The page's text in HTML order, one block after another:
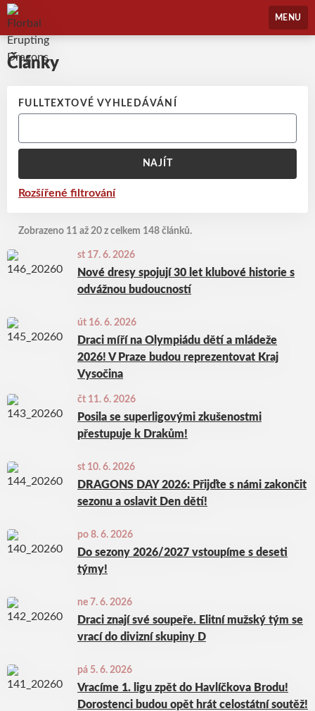
Florbal Erupting Dragons
MENU
Články
FULLTEXTOVÉ VYHLEDÁVÁNÍ
NAJÍT
Rozšířené filtrování
Zobrazeno 11 až 20 z celkem 148 článků.
st 17. 6. 2026
Nové dresy spojují 30 let klubové historie s
odvážnou budoucností
út 16. 6. 2026
Draci míří na Olympiádu dětí a mládeže
2026! V Praze budou reprezentovat Kraj
Vysočina
čt 11. 6. 2026
Posila se superligovými zkušenostmi
přestupuje k Drakům!
st 10. 6. 2026
DRAGONS DAY 2026: Přijďte s námi zakončit
sezonu a oslavit Den dětí!
po 8. 6. 2026
Do sezony 2026/2027 vstoupíme s deseti
týmy!
ne 7. 6. 2026
Draci znají své soupeře. Elitní mužský tým se
vrací do divizní skupiny D
pá 5. 6. 2026
Vracíme 1. ligu zpět do Havlíčkova Brodu!
Dorostenci budou opět hrát celostátní soutěž!